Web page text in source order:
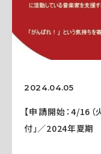
2024.04.05
【申請開始：4/16
付」／2024年夏期